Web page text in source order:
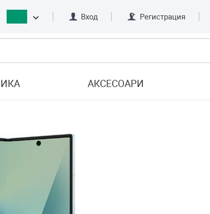
Вход Регистрация
АКСЕСОАРИ